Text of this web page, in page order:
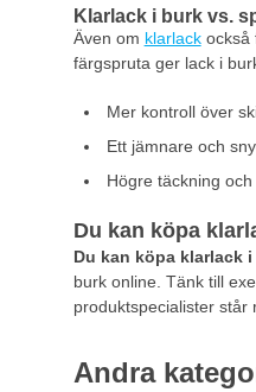
Klarlack i burk vs.
Även om klarlackockså
färgspruta ger lack i
Mer kontroll över
Ett jämnare och
Högre täckning
Du kan köpa
Du kan köpa klarlack
burk online. Tänk till
produktspecialister står
Andra